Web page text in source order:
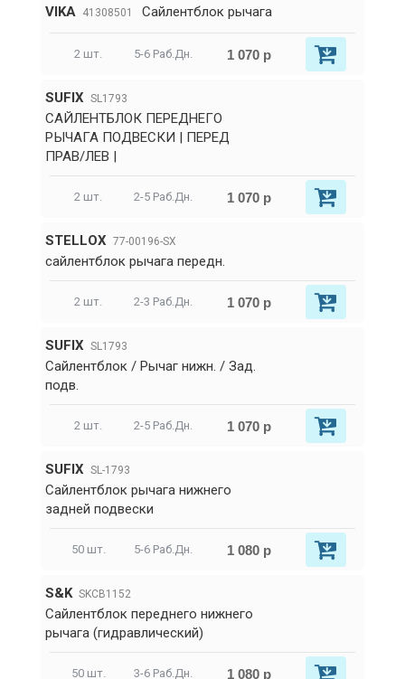
VIKA 41308501 Сайлентблок рычага
2 шт. 5-6 Раб.Дн. 1 070 р
SUFIX SL1793
САЙЛЕНТБЛОК ПЕРЕДНЕГО
РЫЧАГА ПОДВЕСКИ | ПЕРЕД
ПРАВ/ЛЕВ |
2 шт. 2-5 Раб.Дн. 1 070 р
STELLOX 77-00196-SX
сайлентблок рычага передн.
2 шт. 2-3 Раб.Дн. 1 070 р
SUFIX SL1793
Сайлентблок / Рычаг нижн. / Зад.
подв.
2 шт. 2-5 Раб.Дн. 1 070 р
SUFIX SL-1793
Сайлентблок рычага нижнего
задней подвески
50 шт. 5-6 Раб.Дн. 1 080 р
S&K SKCB1152
Сайлентблок переднего нижнего
рычага (гидравлический)
50 шт. 3-6 Раб.Дн. 1 080 р